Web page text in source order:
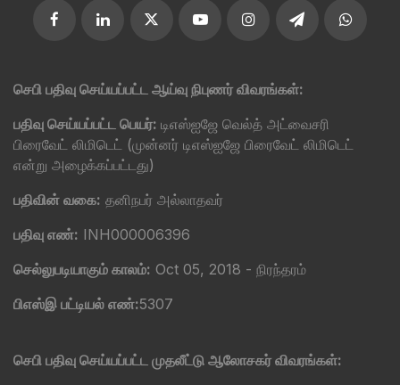
செபி பதிவு செய்யப்பட்ட ஆய்வு நிபுணர் விவரங்கள்:
பதிவு செய்யப்பட்ட பெயர்: டிஎஸ்ஐஜே வெல்த் அட்வைசரி
பிரைவேட் லிமிடெட் (முன்னர் டிஎஸ்ஐஜே பிரைவேட் லிமிடெட்
என்று அழைக்கப்பட்டது)
பதிவின் வகை: தனிநபர் அல்லாதவர்
பதிவு எண்: INH000006396
செல்லுபடியாகும் காலம்: Oct 05, 2018 - நிரந்தரம்
பிஎஸ்இ பட்டியல் எண்:5307
செபி பதிவு செய்யப்பட்ட முதலீட்டு ஆலோசகர் விவரங்கள்: